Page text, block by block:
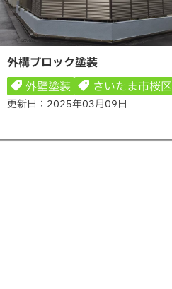
外構ブロック塗装
外構ブロック塗装
外壁塗装
さいたま市桜区
更新日： 2025年03月09日